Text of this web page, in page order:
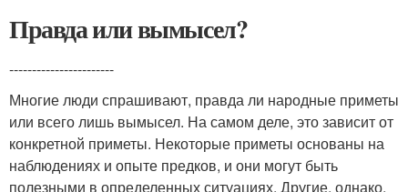
Правда или вымысел?
-----------------------
Многие люди спрашивают, правда ли народные приметы
или всего лишь вымысел. На самом деле, это зависит от
конкретной приметы. Некоторые приметы основаны на
наблюдениях и опыте предков, и они могут быть
полезными в определенных ситуациях. Другие, однако,